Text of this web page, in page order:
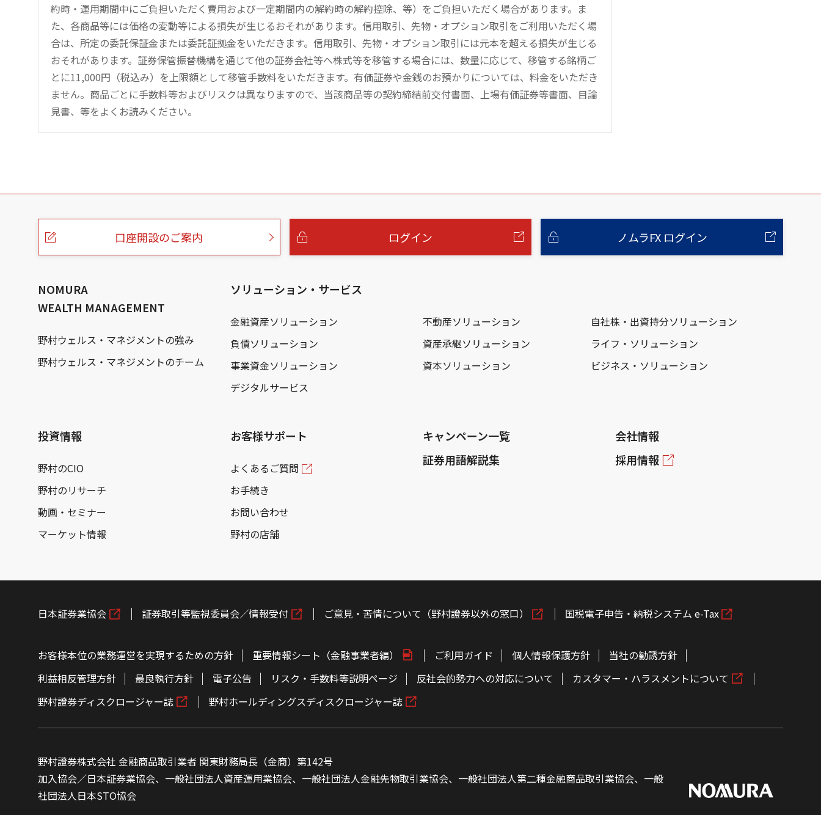
約時・運用期間中にご負担いただく費用および一定期間内の解約時の解約控除、等）をご負担いただく場合があります。ま
た、各商品等には価格の変動等による損失が生じるおそれがあります。信用取引、先物・オプション取引をご利用いただく場
合は、所定の委託保証金または委託証拠金をいただきます。信用取引、先物・オプション取引には元本を超える損失が生じる
おそれがあります。証券保管振替機構を通じて他の証券会社等へ株式等を移管する場合には、数量に応じて、移管する銘柄ご
とに11,000円（税込み）を上限額として移管手数料をいただきます。有価証券や金銭のお預かりについては、料金をいただき
ません。商品ごとに手数料等およびリスクは異なりますので、当該商品等の契約締結前交付書面、上場有価証券等書面、目論
見書、等をよくお読みください。
こ
口座開設のご案内 ログイン ノムラFX ログイン
NOMURA
WEALTH MANAGEMENT
野村ウェルス・マネジメントの強み
野村ウェルス・マネジメントのチーム
ソリューション・サービス
金融資産ソリューション 不動産ソリューション
自社株・出資持分ソリューション
負債ソリューション
資産承継ソリューション
ライフ・ソリューション
事業資金ソリューション
資本ソリューション
ビジネス・ソリューション
デジタルサービス
投資情報
野村のCIO
野村のリサーチ
動画・セミナー
マーケット情報
お客様サポート
よくあるご質問
お手続き
お問い合わせ
野村の店舗
キャンペーン一覧
証券用語解説集
会社情報
採用情報
日本証券業協会 証券取引等監視委員会／情報受付 ご意見・苦情について（野村證券以外の窓口） 国税電子申告・納税システム e-Tax
お客様本位の業務運営を実現するための方針 重要情報シート（金融事業者編） ご利用ガイド 個人情報保護方針
当社の勧誘方針
利益相反管理方針
最良執行方針 電子公告 リスク・手数料等説明ページ 反社会的勢力への対応について
カスタマー・ハラスメントについて
野村證券ディスクロージャー誌
野村ホールディングスディスクロージャー誌
野村證券株式会社 金融商品取引業者 関東財務局長（金商）第142号
加入協会／日本証券業協会、一般社団法人資産運用業協会、一般社団法人金融先物取引業協会、一般社団法人第二種金融商品取引業協会、一般
社団法人日本STO協会